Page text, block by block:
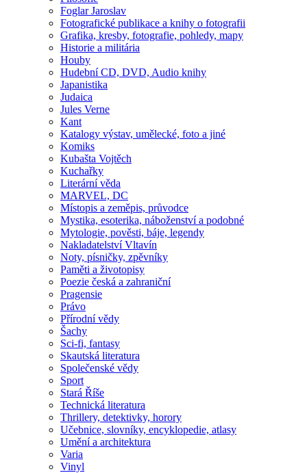
Foglar Jaroslav
Fotografické publikace a knihy o fotografii
Grafika, kresby, fotografie, pohledy, mapy
Historie a militária
Houby
Hudební CD, DVD, Audio knihy
Japanistika
Judaica
Jules Verne
Kant
Katalogy výstav, umělecké, foto a jiné
Komiks
Kubašta Vojtěch
Kuchařky
Literární věda
MARVEL, DC
Místopis a zeměpis, průvodce
Mystika, esoterika, náboženství a podobné
Mytologie, pověsti, báje, legendy
Nakladatelství Vltavín
Noty, písničky, zpěvníky
Paměti a životopisy
Poezie česká a zahraniční
Pragensie
Právo
Přírodní vědy
Šachy
Sci-fi, fantasy
Skautská literatura
Společenské vědy
Sport
Stará Říše
Technická literatura
Thrillery, detektivky, horory
Učebnice, slovníky, encyklopedie, atlasy
Umění a architektura
Varia
Vinyl